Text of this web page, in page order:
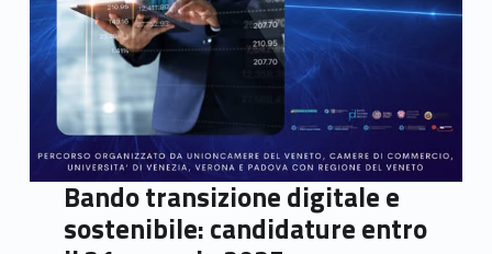
Bando transizione digitale e
sostenibile: candidature entro